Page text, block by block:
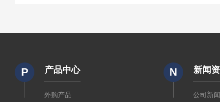
P 产品中心
外购产品
N 新闻
公司新